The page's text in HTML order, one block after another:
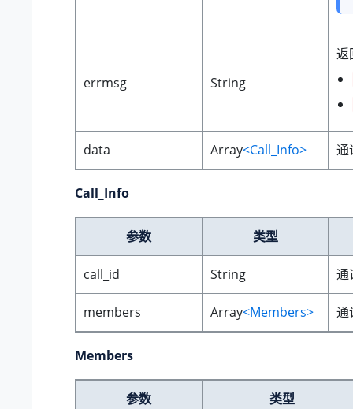
errmsg String
返
data Array<Call_Info> 通
Call_Info
参数 类型
call_id String 通
members Array<Members> 通
Members
参数 类型